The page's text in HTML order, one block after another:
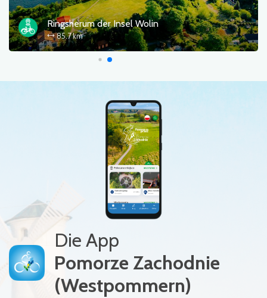
Ringsherum der Insel Wolin
85.7 km
Die App
Pomorze Zachodnie
(Westpommern)